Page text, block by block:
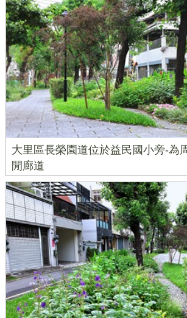
大里區長榮園道位於益民國小旁-為
閒廊道